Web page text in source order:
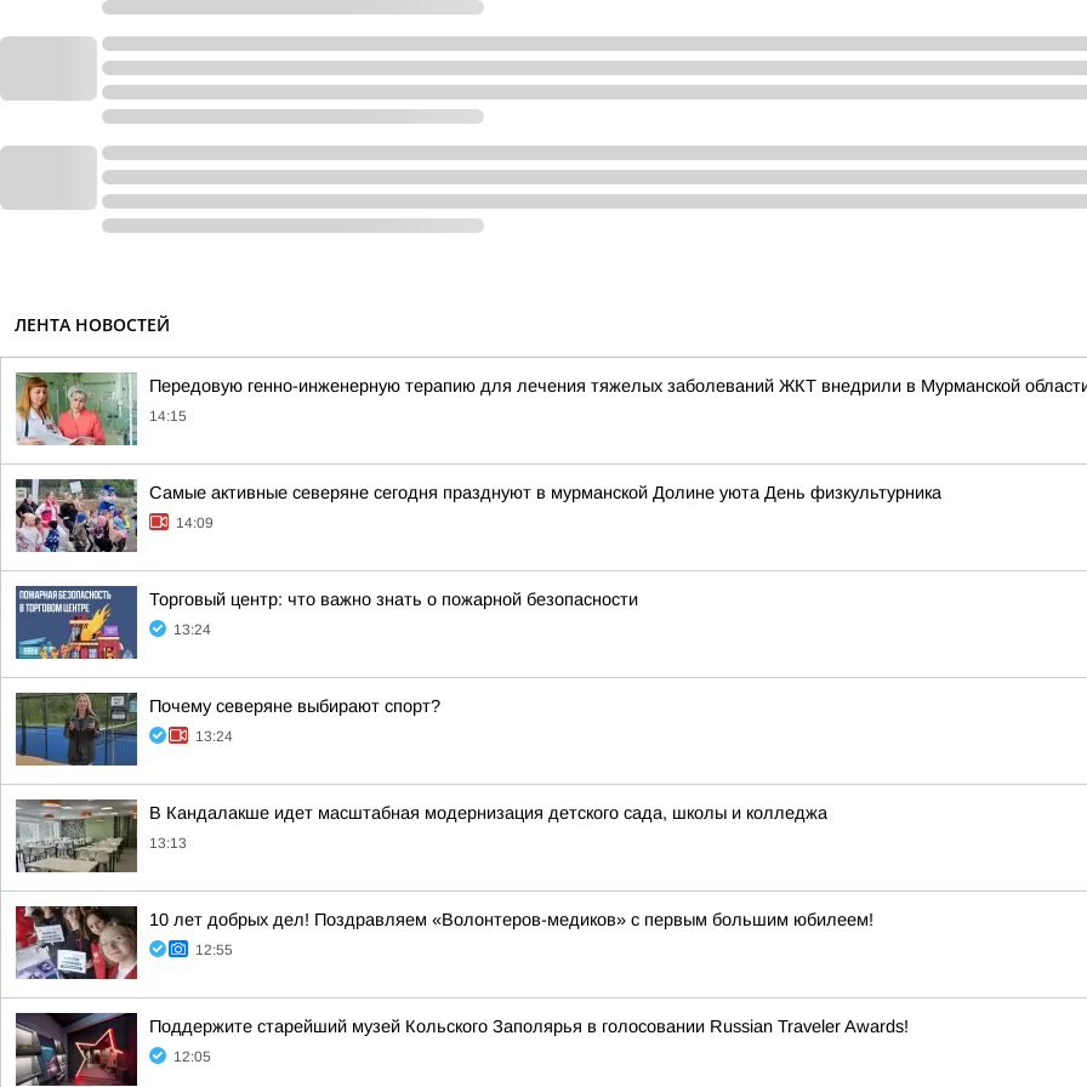
ЛЕНТА НОВОСТЕЙ
Передовую генно-инженерную терапию для лечения тяжелых заболеваний ЖКТ внедрили в Мурманской
14:15
Самые активные северяне сегодня празднуют в мурманской Долине уюта День физкультурника
14:09
Торговый центр: что важно знать о пожарной безопасности
13:24
Почему северяне выбирают спорт?
13:24
В Кандалакше идет масштабная модернизация детского сада, школы и колледжа
13:13
10 лет добрых дел! Поздравляем «Волонтеров-медиков» с первым большим юбилеем!
12:55
Поддержите старейший музей Кольского Заполярья в голосовании Russian Traveler Awards!
12:05